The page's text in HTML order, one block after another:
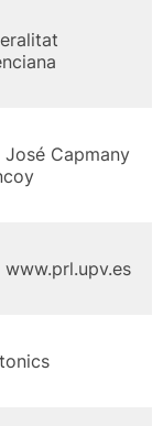
José Capmany
www.prl.upv.es